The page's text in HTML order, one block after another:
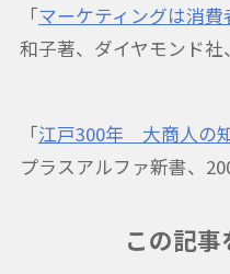
「マーケティングは消費
和子著、ダイヤモンド社
「江戸300年 大商人の
プラスアルファ新書、
この記事